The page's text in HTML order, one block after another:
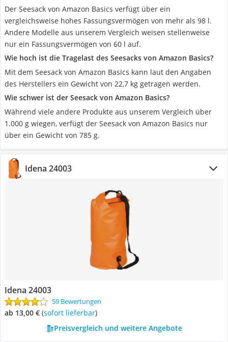
Der Seesack von Amazon Basics verfügt über ein
vergleichsweise hohes Fassungsvermögen von mehr als 98 l.
Andere Modelle aus unserem Vergleich weisen stellenweise
nur ein Fassungsvermögen von 60 l auf.
Wie hoch ist die Tragelast des Seesacks von Amazon Basics?
Mit dem Seesack von Amazon Basics kann laut den Angaben
des Herstellers ein Gewicht von 22,7 kg getragen werden.
Wie schwer ist der Seesack von Amazon Basics?
Während viele andere Produkte aus unserem Vergleich über
1.000 g wiegen, verfügt der Seesack von Amazon Basics nur
über ein Gewicht von 785 g.
Idena 24003
Idena 24003
59 Bewertungen
ab 13,00 € ( Sofort lieferbar)
Preisvergleich und weitere Angebote